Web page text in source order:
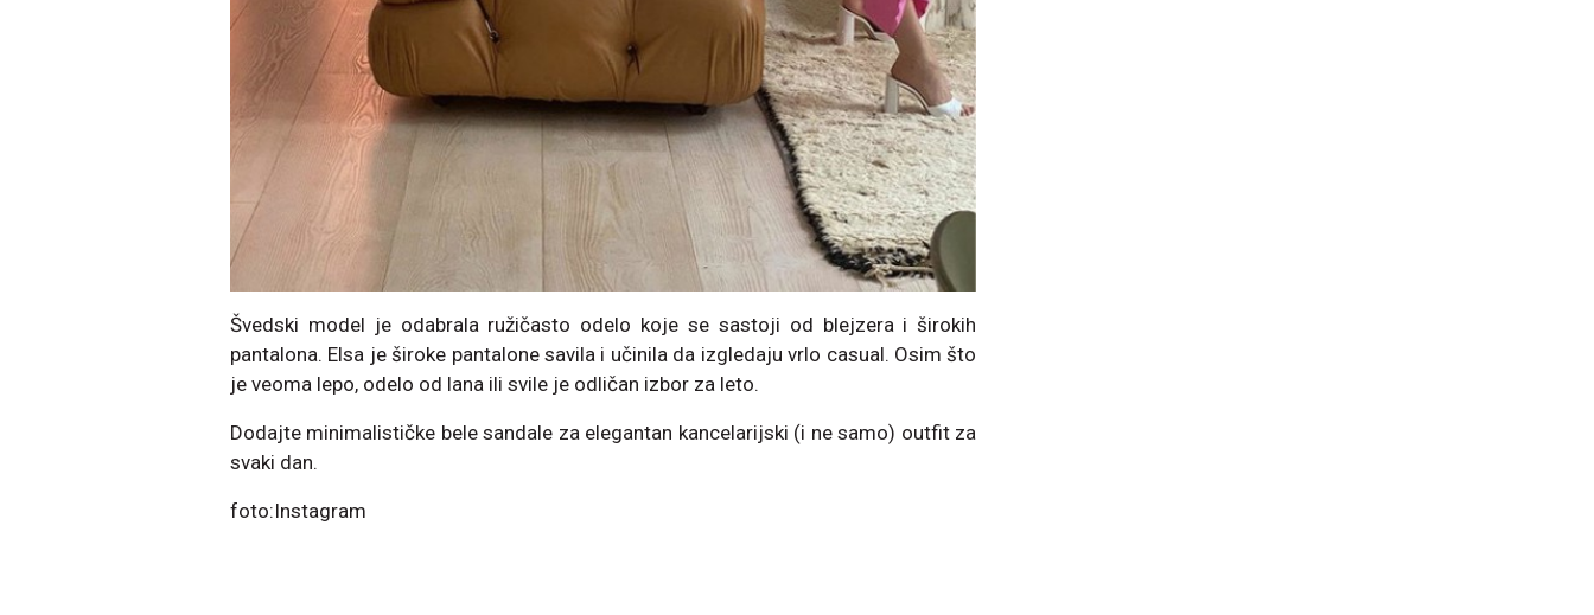
Švedski model je odabrala ružičasto odelo koje se sastoji od blejzera i širokih
pantalona. Elsa je široke pantalone savila i učinila da izgledaju vrlo casual. Osim što
je veoma lepo, odelo od lana ili svile je odličan izbor za leto.
Dodajte minimalističke bele sandale za elegantan kancelarijski (i ne samo) outfit za
svaki dan.
foto:Instagram